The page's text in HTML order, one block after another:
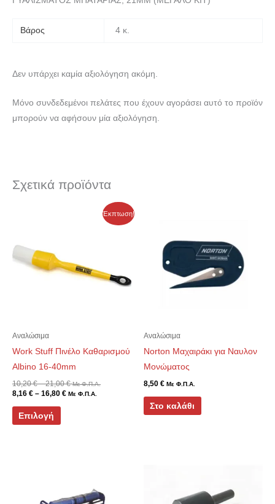
Βάρος 4 κ.
Δεν υπάρχει καμία αξιολόγηση ακόμη.
Μόνο συνδεδεμένοι πελάτες που έχουν αγοράσει αυτό το προϊόν
μπορούν να αφήσουν μία αξιολόγηση.
Σχετικά προϊόντα
Έκπτωση!
Αναλώσιμα
Work Stuff Πινέλο Καθαρισμού
Albino 16-40mm
10,20€ – 21,00€ Με Φ.Π.Α.
8,16 € – 16,80 € Με Φ.Π.Α.
Επιλογή
έχει
πολλαπλές
να
επιλεγούν
στη
σελίδα
προϊόντος
Αναλώσιμα
Norton Μαχαιράκι για Ναυλον
Μονώματος
8,50 € Με Φ.Π.Α.
Στο καλάθι